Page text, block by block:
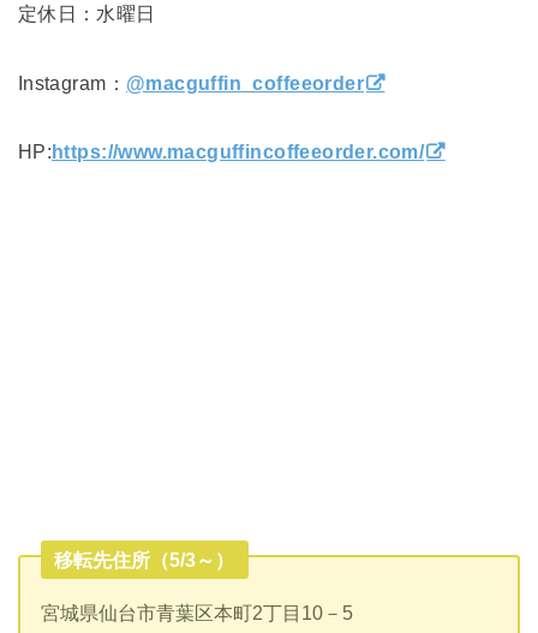
定休日：水曜日
Instagram： @macguffin_coffeeorder
HP: https://www.macguffincoffeeorder.com/
移転先住所（5/3～）
宮城県仙台市青葉区本町2丁目10－5